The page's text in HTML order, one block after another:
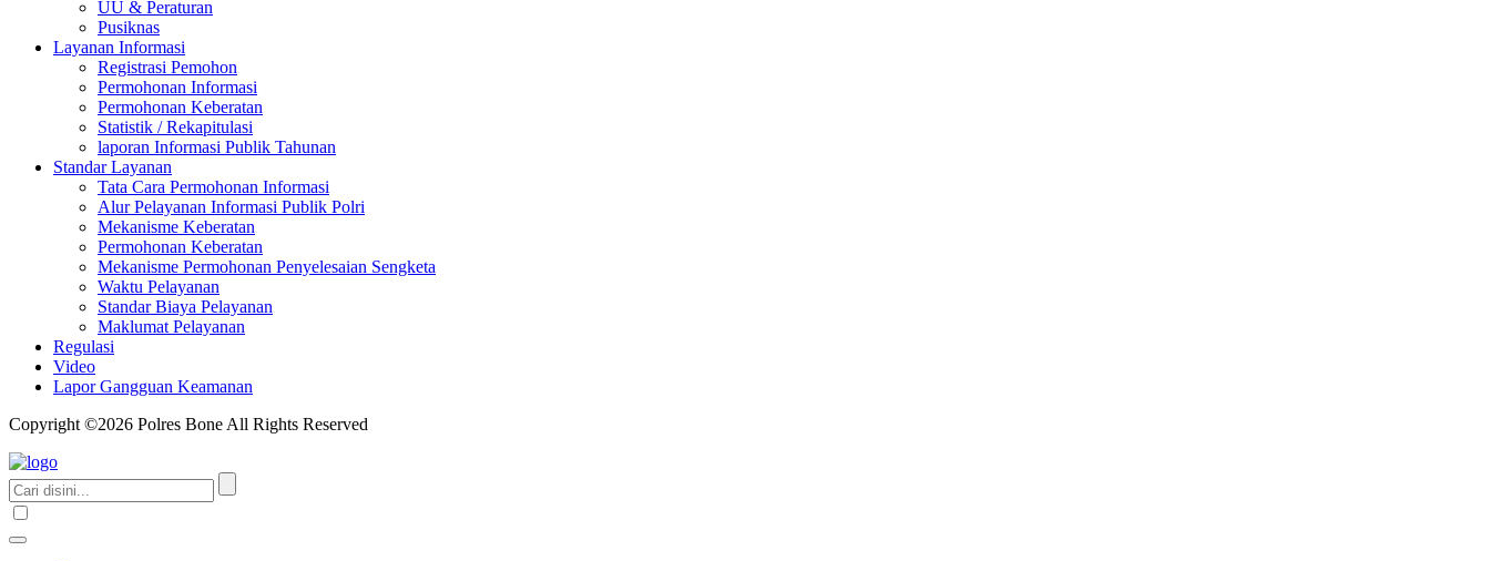
UU & Peraturan
Pusiknas
Layanan Informasi
Registrasi Pemohon
Permohonan Informasi
Permohonan Keberatan
Statistik / Rekapitulasi
laporan Informasi Publik Tahunan
Standar Layanan
Tata Cara Permohonan Informasi
Alur Pelayanan Informasi Publik Polri
Mekanisme Keberatan
Permohonan Keberatan
Mekanisme Permohonan Penyelesaian Sengketa
Waktu Pelayanan
Standar Biaya Pelayanan
Maklumat Pelayanan
Regulasi
Video
Lapor Gangguan Keamanan
Copyright ©2026 Polres Bone All Rights Reserved